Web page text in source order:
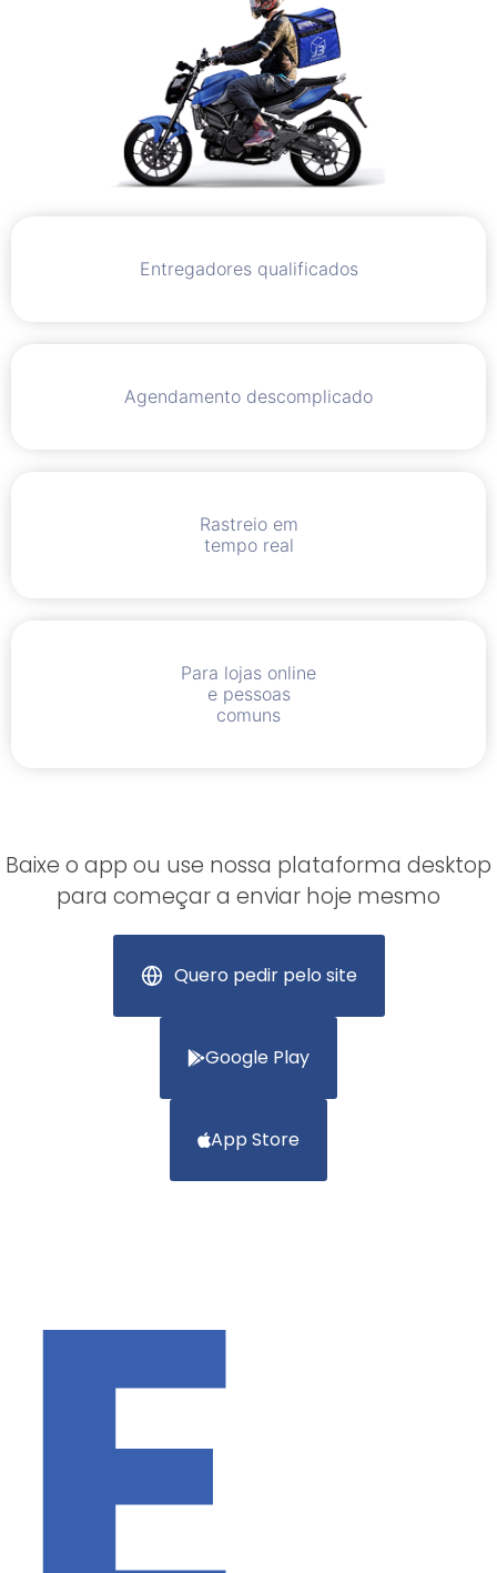
Entregadores qualificados
Agendamento descomplicado
Rastreio em
tempo real
Para lojas online
e pessoas
comuns
Baixe o app ou use nossa plataforma desktop
para começar a enviar hoje mesmo
Quero pedir pelo site
Google Play
App Store